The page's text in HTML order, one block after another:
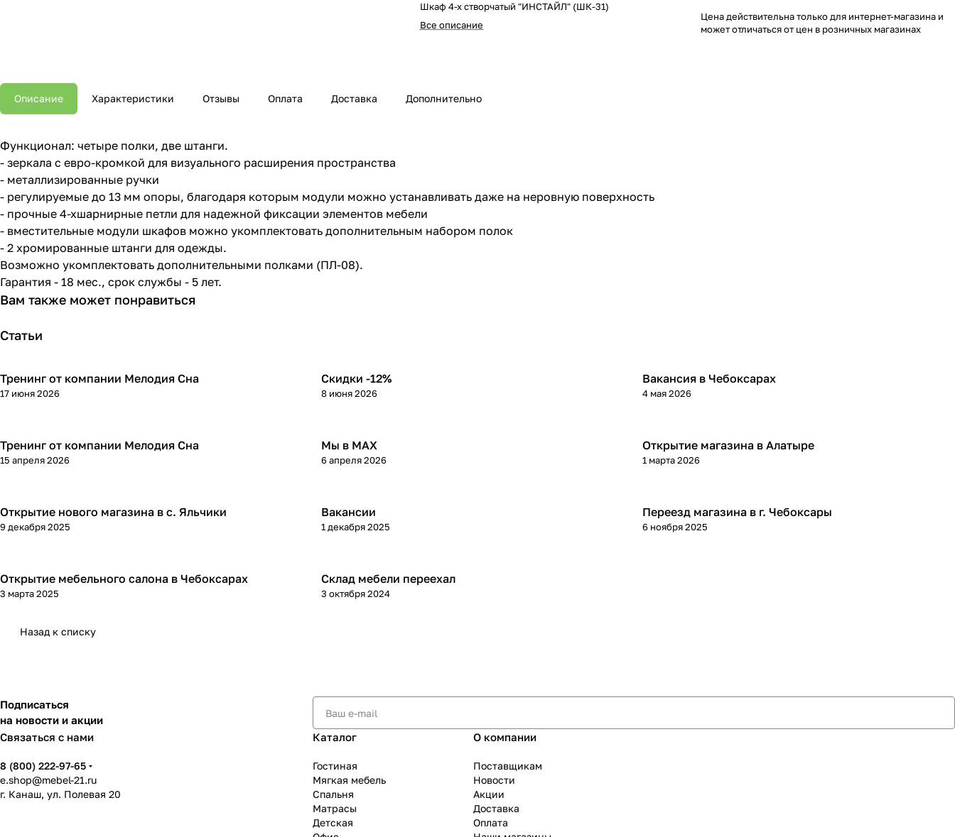
Шкаф 4-х створчатый "ИНСТАЙЛ" (ШК-31)
Все описание
Цена действительна только для интернет-магазина и
может отличаться от цен в розничных магазинах
Описание Характеристики Отзывы Оплата Доставка Дополнительно
Функционал: четыре полки, две штанги.
- зеркала с евро-кромкой для визуального расширения пространства
- металлизированные ручки
- регулируемые до 13 мм опоры, благодаря которым модули можно устанавливать даже на неровную поверхность
- прочные 4-хшарнирные петли для надежной фиксации элементов мебели
- вместительные модули шкафов можно укомплектовать дополнительным набором полок
- 2 хромированные штанги для одежды.
Возможно укомплектовать дополнительными полками (ПЛ-08).
Гарантия - 18 мес., срок службы - 5 лет.
Вам также может понравиться
Статьи
Тренинг от компании Мелодия Сна
17 июня 2026
Скидки -12%
8 июня 2026
Вакансия в Чебоксарах
4 мая 2026
Тренинг от компании Мелодия Сна
15 апреля 2026
Мы в МАХ
6 апреля 2026
Открытие магазина в Алатыре
1 марта 2026
Открытие нового магазина в с. Яльчики
9 декабря 2025
Вакансии
1 декабря 2025
Переезд магазина в г. Чебоксары
6 ноября 2025
Открытие мебельного салона в Чебоксарах
3 марта 2025
Склад мебели переехал
3 октября 2024
Назад к списку
Подписаться
на новости и акции
Связаться с нами
8 (800) 222-97-65
e.shop@mebel-21.ru
г. Канаш, ул. Полевая 20
Каталог
Гостиная
Мягкая мебель
Спальня
Матрасы
Детская
О компании
Поставщикам
Новости
Акции
Доставка
Оплата